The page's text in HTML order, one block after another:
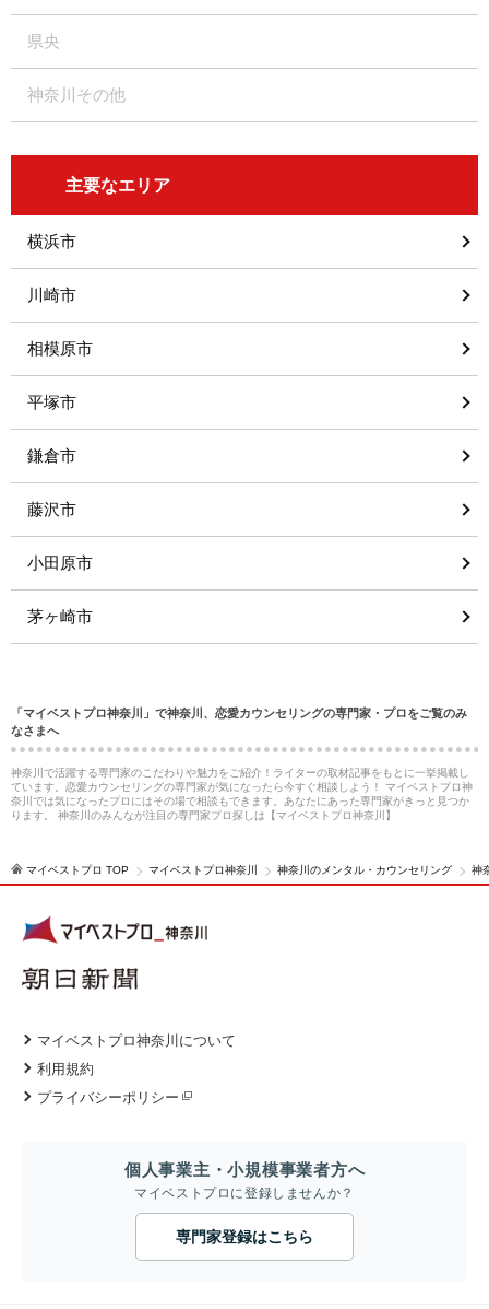
県央
神奈川その他
主要なエリア
横浜市
川崎市
相模原市
平塚市
鎌倉市
藤沢市
小田原市
茅ヶ崎市
「マイベストプロ神奈川」で神奈川、恋愛カウンセリングの専門家・プロをご覧のみ
なさまへ
神奈川で活躍する専門家のこだわりや魅力をご紹介！ライターの取材記事をもとに一挙掲載し
ています。恋愛カウンセリングの専門家が気になったら今すぐ相談しよう！ マイベストプロ神
奈川では気になったプロにはその場で相談もできます。あなたにあった専門家がきっと見つか
ります。 神奈川のみんなが注目の専門家プロ探しは【マイベストプロ神奈川】
マイベストプロ TOP マイベストプロ神奈川 神奈川のメンタル・カウンセリング 神
マイベストプロ神奈川について
利用規約
プライバシーポリシー
個人事業主・小規模事業者方へ
マイベストプロに登録しませんか？
専門家登録はこちら